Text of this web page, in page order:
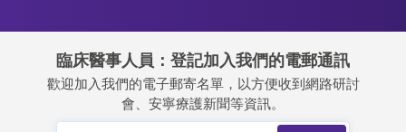
臨床醫事人員：登記加入我們的電郵通訊
歡迎加入我們的電子郵寄名單，以方便收到網路研討
會、安寧療護新聞等資訊。